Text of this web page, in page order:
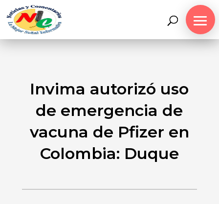
Invima autorizó uso
de emergencia de
vacuna de Pfizer en
Colombia: Duque